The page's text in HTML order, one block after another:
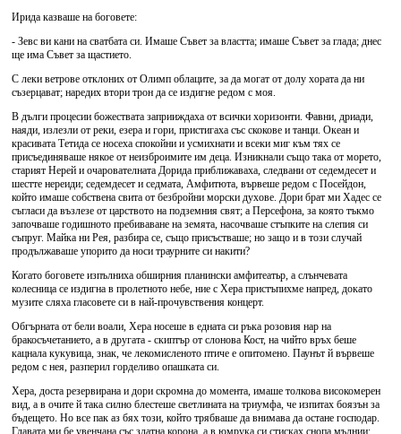
Ирида казваше на боговете:
- Зевс ви кани на сватбата си. Имаше Съвет за властта; имаше Съвет за глада; днес
ще има Съвет за щастието.
С леки ветрове отклоних от Олимп облаците, за да могат от долу хората да ни
съзерцават; наредих втори трон да се издигне редом с моя.
В дълги процесии божествата заприиждаха от всички хоризонти. Фавни, дриади,
наяди, излезли от реки, езера и гори, пристигаха със скокове и танци. Океан и
красивата Тетида се носеха спокойни и усмихнати и всеки миг към тях се
присъединяваше някое от неизброимите им деца. Изникнали също така от морето,
старият Нерей и очарователната Дорида приближаваха, следвани от седемдесет и
шестте нереиди; седемдесет и седмата, Амфитюта, вървеше редом с Посейдон,
който имаше собствена свита от безбройни морски духове. Дори брат ми Хадес се
съгласи да възлезе от царството на подземния свят; а Персефона, за която тъкмо
започваше годишното пребиваване на земята, насочваше стъпките на слепия си
съпруг. Майка ни Рея, разбира се, също присъстваше; но защо и в този случай
продължаваше упорито да носи траурните си накити?
Когато боговете изпълниха обширния планински амфитеатьр, а слънчевата
колесница се издигна в пролетното небе, ние с Хера пристъпихме напред, докато
музите сляха гласовете си в най-прочувствения концерт.
Обгърната от бели воали, Хера носеше в едната си ръка розовия нар на
бракосъчетанието, а в другата - скиптър от слонова Кост, на чийто връх беше
кацнала кукувица, знак, че лекомисленото птиче е опитомено. Паунът й вървеше
редом с нея, разперил горделиво опашката си.
Хера, доста резервирана и дори скромна до момента, имаше толкова високомерен
вид, а в очите й така силно блестеше светлината на триумфа, че изпитах боязън за
бъдещето. Но все пак аз бях този, който трябваше да внимава да остане господар.
Главата ми бе увенчана със златна корона, а в юмрука си стисках снопа мълнии;